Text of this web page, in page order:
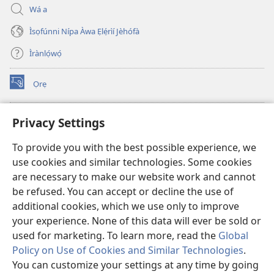
Privacy Settings
To provide you with the best possible experience, we
use cookies and similar technologies. Some cookies
are necessary to make our website work and cannot
be refused. You can accept or decline the use of
additional cookies, which we use only to improve
your experience. None of this data will ever be sold or
used for marketing. To learn more, read the Global
Policy on Use of Cookies and Similar Technologies.
You can customize your settings at any time by going
Wá a
Ìsọfúnni Nípa Àwa Ẹlẹ́rìí Jèhófà
Ìrànlọ́wọ́
Ọrẹ
(opens
new
ÀKÁ ÌWÉ ORÍ ÍŃTÁNẸ́Ẹ̀TÌ TI Watchtower™
(opens
window)JW Hub
(opens
new
window)JW Library
Watchtower Library ®
Copyright© 2026 Watch Tower Bible and Tract Society of Pennsylvania.